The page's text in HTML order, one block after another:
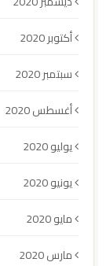
أكتوبر 2020
سبتمبر 2020
أغسطس 2020
يوليو 2020
يونيو 2020
مايو 2020
مارس 2020